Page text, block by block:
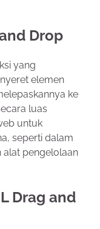
Drop
yang
elemen
ke
luas
untuk
seperti dalam
alat pengelolaan
Drag and